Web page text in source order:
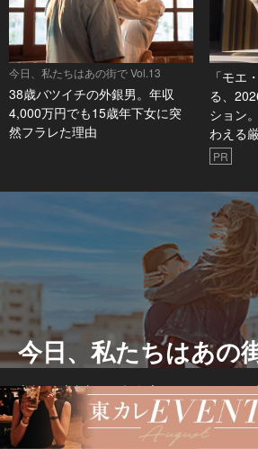
今日、私たちはあの街で Vol.13
38歳バツイチの外銀男。年収
4,000万円でも15歳年下女に突
然フラレた理由
「モエ
る、
ション
わえる
PR
今日、私たちはあの
麻布には麻布台ヒルズ。銀座には、GINZA SIX
ウン…。
東京を彩る様々な街は、それぞれその街を象徴